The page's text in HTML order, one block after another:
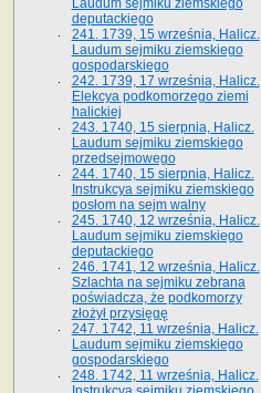
Laudum sejmiku ziemskiego
deputackiego
241. 1739, 15 września, Halicz.
Laudum sejmiku ziemskiego
gospodarskiego
242. 1739, 17 września, Halicz.
Elekcya podkomorzego ziemi
halickiej
243. 1740, 15 sierpnia, Halicz.
Laudum sejmiku ziemskiego
przedsejmowego
244. 1740, 15 sierpnia, Halicz.
Instrukcya sejmiku ziemskiego
posłom na sejm walny
245. 1740, 12 września, Halicz.
Laudum sejmiku ziemskiego
deputackiego
246. 1741, 12 września, Halicz.
Szlachta na sejmiku zebrana
poświadcza, że podkomorzy
złożył przysięgę
247. 1742, 11 września, Halicz.
Laudum sejmiku ziemskiego
gospodarskiego
248. 1742, 11 września, Halicz.